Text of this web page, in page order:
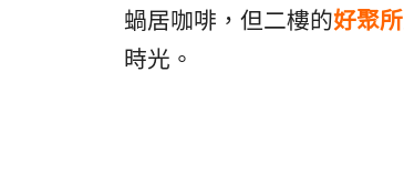
蝸居咖啡，但二樓的好聚所
時光。